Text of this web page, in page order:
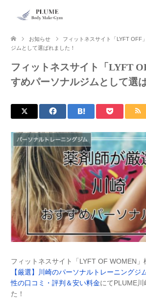
お知らせ
フィットネスサイト「LYFT OFF
ジムとして選ばれました！
フィットネスサイト「LYFT
すめパーソナルジムとして選
フィットネスサイト「LYFT OF WOMEN」
【厳選】川崎のパーソナルトレーニングジ
性の口コミ・評判＆安い料金にてPLUME
た！